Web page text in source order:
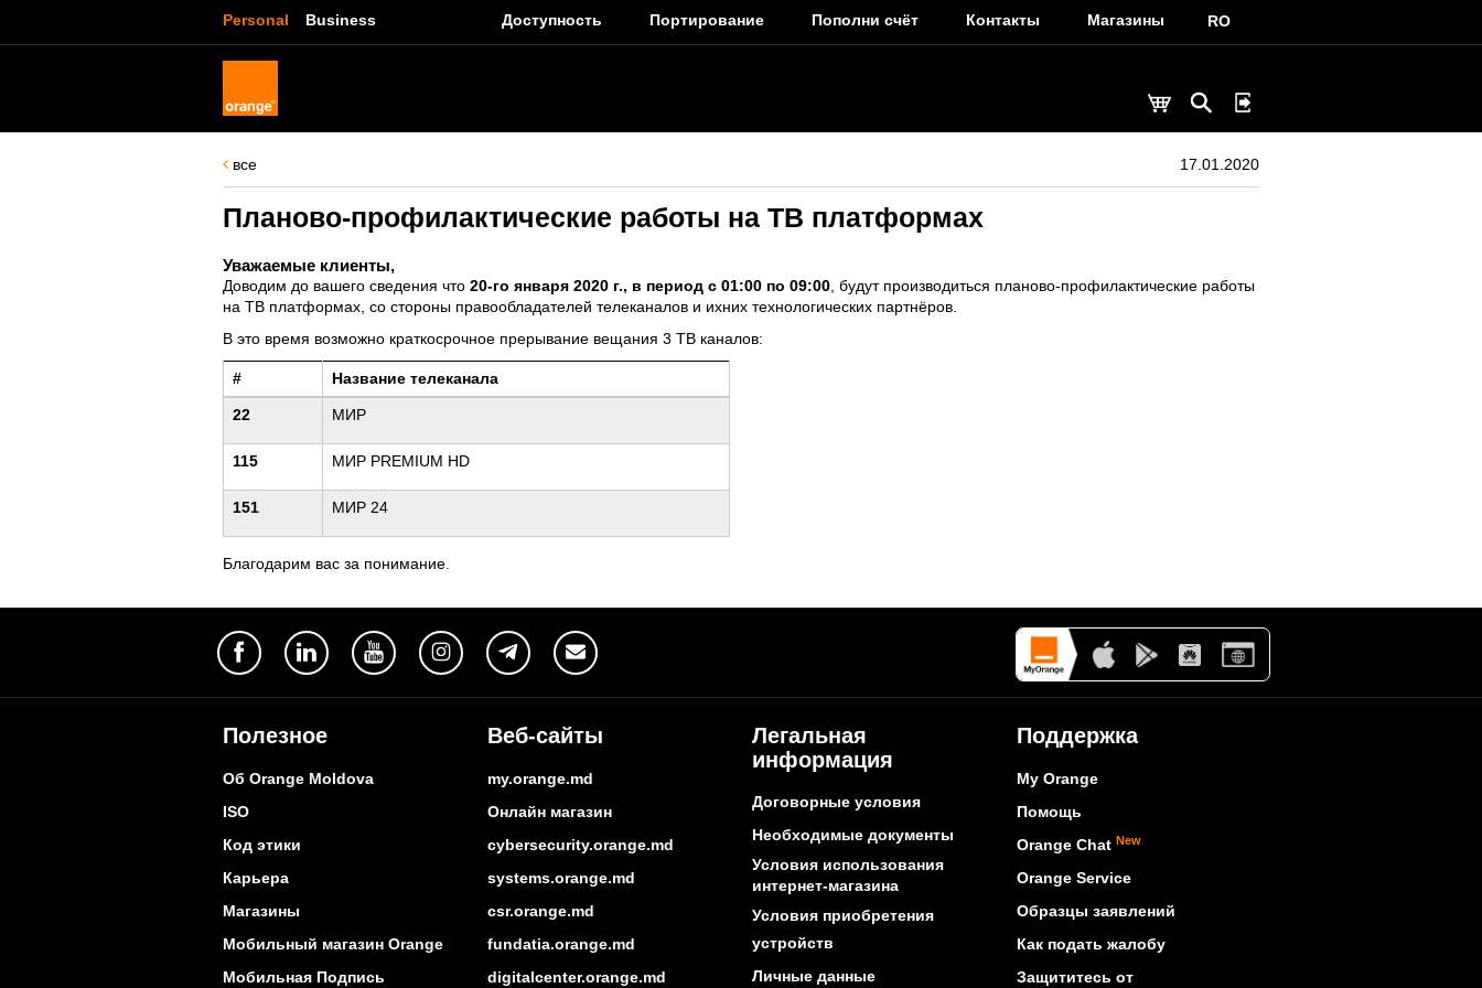
Personal Business Доступность Портирование Пополни счёт Контакты Магазины RO
все 17.01.2020
Планово-профилактические работы на ТВ платформах
Уважаемые клиенты,
Доводим до вашего сведения что 20-го января 2020 г., в период с 01:00 по 09:00 , будут производиться планово-профилактические работы
на ТВ платформах, со стороны правообладателей телеканалов и ихних технологических партнёров.
В это время возможно краткосрочное прерывание вещания 3 ТВ каналов:
# Название телеканала
22 МИР
115 МИР PREMIUM HD
151 МИР 24
Благодарим вас за понимание.
Полезное
Об Orange Moldova
ISO
Код этики
Карьера
Магазины
Мобильный магазин Orange
Мобильная Подпись
Веб-сайты
my.orange.md
Онлайн магазин
cybersecurity.orange.md
systems.orange.md
csr.orange.md
fundatia.orange.md
digitalcenter.orange.md
Легальная
информация
Договорные условия
Необходимые документы
Условия использования
интернет-магазина
Условия приобретения
устройств
Личные данные
Поддержка
My Orange
Помощь
Orange Chat New
Orange Service
Образцы заявлений
Как подать жалобу
Защититесь от